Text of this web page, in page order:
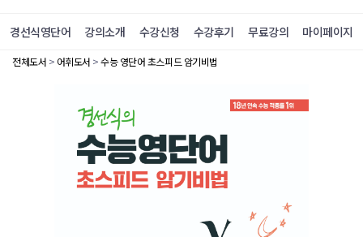
경선식영단어 강의소개 수강신청 수강후기 무료강의 마이페이지
전체도서 > 어휘도서 >수능 영단어 초스피드 암기비법